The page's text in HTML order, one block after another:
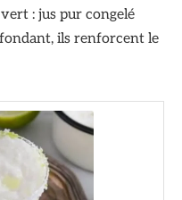
: jus pur congelé
fondant, ils renforcent le